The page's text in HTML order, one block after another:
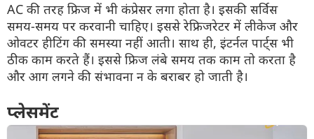
AC की तरह फ्रिज में भी कंप्रेसर लगा होता है। इसकी सर्विस
समय-समय पर करवानी चाहिए। इससे रेफ्रिजरेटर में लीकेज और
ओवटर हीटिंग की समस्या नहीं आती। साथ ही, इंटर्नल पार्ट्स भी
ठीक काम करते हैं। इससे फ्रिज लंबे समय तक काम तो करता है
और आग लगने की संभावना न के बराबर हो जाती है।
प्लेसमेंट